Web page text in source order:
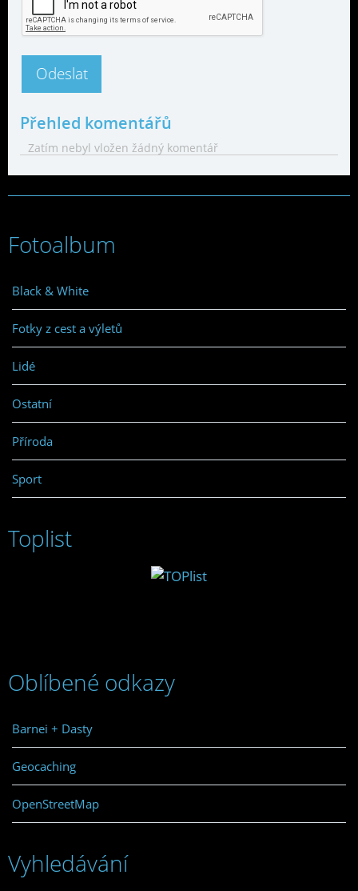
Přehled komentářů
Zatím nebyl vložen žádný komentář
Fotoalbum
Black & White
Fotky z cest a výletů
Lidé
Ostatní
Příroda
Sport
Toplist
Oblíbené odkazy
Barnei + Dasty
Geocaching
OpenStreetMap
Vyhledávání